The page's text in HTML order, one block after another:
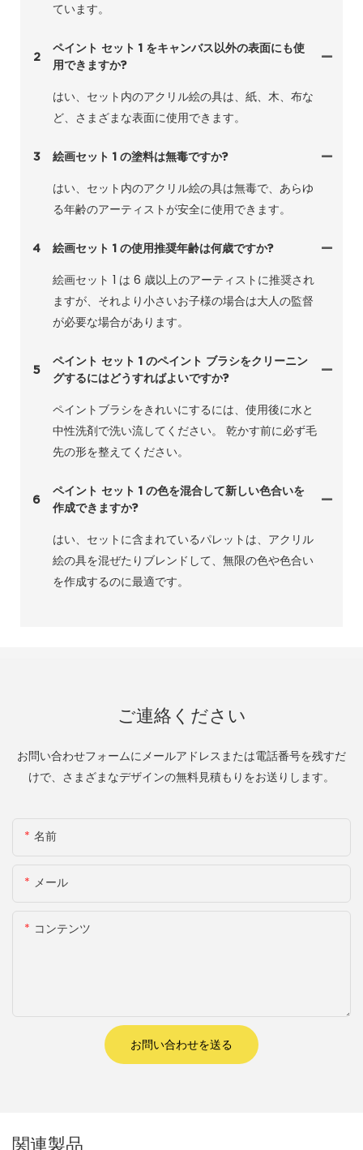
ています。
2
ペイント セット 1 をキャンバス以外の表面にも使
用できますか?
はい、セット内のアクリル絵の具は、紙、木、布な
ど、さまざまな表面に使用できます。
3 絵画セット 1 の塗料は無毒ですか?
はい、セット内のアクリル絵の具は無毒で、あらゆ
る年齢のアーティストが安全に使用できます。
4 絵画セット 1 の使用推奨年齢は何歳ですか?
絵画セット 1 は 6 歳以上のアーティストに推奨され
ますが、それより小さいお子様の場合は大人の監督
が必要な場合があります。
5
ペイント セット 1 のペイント ブラシをクリーニン
グするにはどうすればよいですか?
ペイントブラシをきれいにするには、使用後に水と
中性洗剤で洗い流してください。 乾かす前に必ず毛
先の形を整えてください。
6
ペイント セット 1 の色を混合して新しい色合いを
作成できますか?
はい、セットに含まれているパレットは、アクリル
絵の具を混ぜたりブレンドして、無限の色や色合い
を作成するのに最適です。
ご連絡ください
お問い合わせフォームにメールアドレスまたは電話番号を残すだ
けで、さまざまなデザインの無料見積もりをお送りします。
名前
メール
コンテンツ
お問い合わせを送る
関連製品